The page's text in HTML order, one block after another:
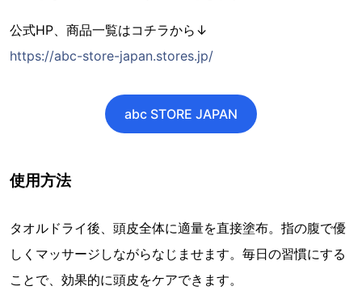
公式HP、商品一覧はコチラから↓
https://abc-store-japan.stores.jp/
abc STORE JAPAN
使用方法
タオルドライ後、頭皮全体に適量を直接塗布。指の腹で優
しくマッサージしながらなじませます。毎日の習慣にする
ことで、効果的に頭皮をケアできます。